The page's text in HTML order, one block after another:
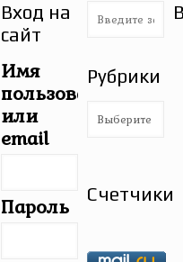
Вход на
сайт
Имя
пользователя
или
email
Пароль
Рубрики
Рубрики
Счетчики